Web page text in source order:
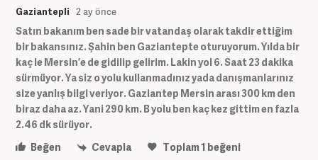
Gaziantepli 2 ay önce
Satın bakanım ben sade bir vatandaş olarak takdir ettiğim
bir bakansınız. Şahin ben Gaziantepte oturuyorum. Yılda bir
kaç le Mersin’e de gidilip gelirim. Lakin yol 6. Saat 23 dakika
sürmüyor. Ya siz o yolu kullanmadınız yada danışmanlarınız
size yanlış bilgi veriyor. Gaziantep Mersin arası 300 km den
biraz daha az. Yani 290 km. B yolu ben kaç kez gittim en fazla
2.46 dk sürüyor.
Beğen
Cevapla Toplam1 beğeni